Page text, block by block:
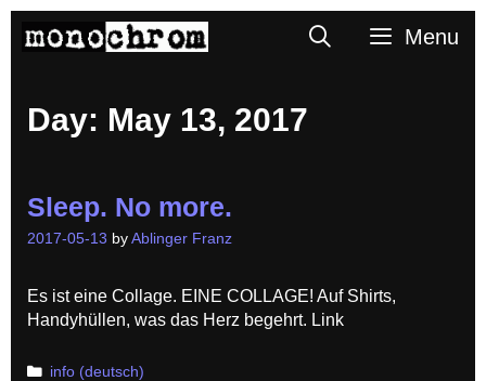
SearchMenu
Day: May 13, 2017
Sleep. No more.
2017-05-13 by Ablinger Franz
Es ist eine Collage. EINE COLLAGE! Auf Shirts,
Handyhüllen, was das Herz begehrt. Link
Categories
info (deutsch)